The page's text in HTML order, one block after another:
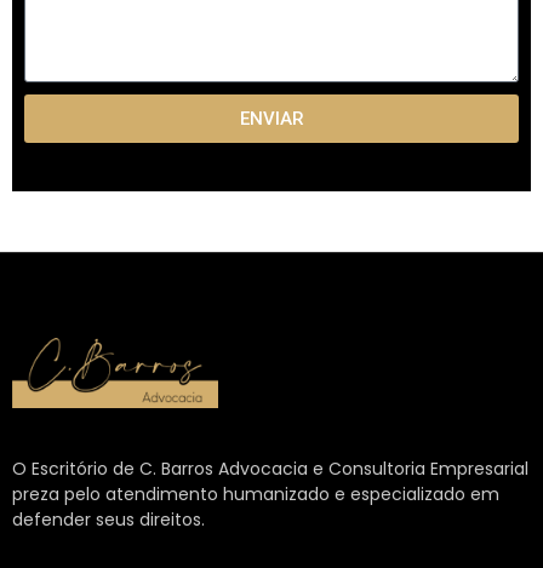
ENVIAR
O Escritório de C. Barros Advocacia e Consultoria Empresarial
preza pelo atendimento humanizado e especializado em
defender seus direitos.